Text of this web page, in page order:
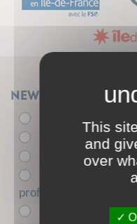
Newsletter
+ de 26 ans
Acteur.trice de
professionnelle
Entreprise
This
and
over